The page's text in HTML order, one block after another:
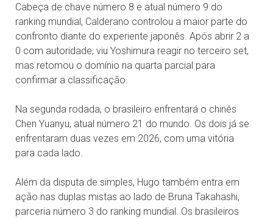
Cabeça de chave número 8 e atual número 9 do
ranking mundial, Calderano controlou a maior parte do
confronto diante do experiente japonês. Após abrir 2 a
0 com autoridade, viu Yoshimura reagir no terceiro set,
mas retomou o domínio na quarta parcial para
confirmar a classificação.
Na segunda rodada, o brasileiro enfrentará o chinês
Chen Yuanyu, atual número 21 do mundo. Os dois já se
enfrentaram duas vezes em 2026, com uma vitória
para cada lado.
Além da disputa de simples, Hugo também entra em
ação nas duplas mistas ao lado de Bruna Takahashi,
parceria número 3 do ranking mundial. Os brasileiros